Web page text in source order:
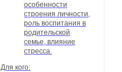
особенности
строения личности,
роль воспитания в
родительской
семье, влияние
стресса.
Для кого: